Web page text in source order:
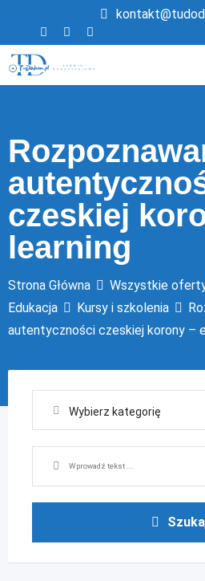
treści
czeskiej
learning
Strona Główna Wszystkie
Edukacja
Kursy i szkolenia
autentyczności czeskiej korony –